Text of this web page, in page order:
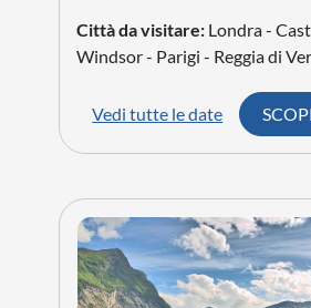
Città da visitare: Londra -
Windsor - Parigi - Reggia di
Vedi tutte le date